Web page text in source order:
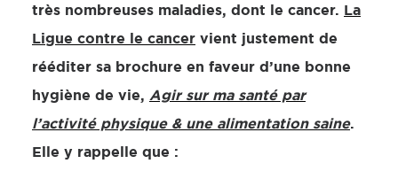
très nombreuses maladies, dont le cancer. La
Ligue contre le cancer vient justement de
rééditer sa brochure en faveur d’une bonne
hygiène de vie, Agir sur ma santé par
l’activité physique & une alimentation saine.
Elle y rappelle que :